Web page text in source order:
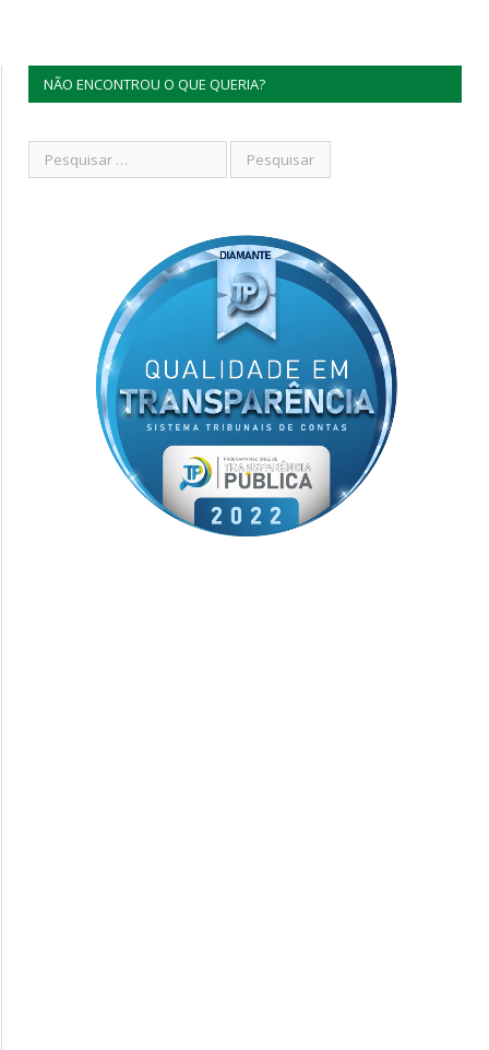
NÃO ENCONTROU O QUE QUERIA?